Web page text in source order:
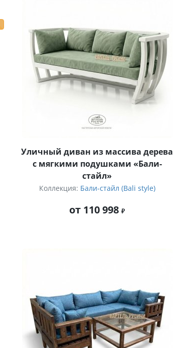
Уличный диван из массива дерева
с мягкими подушками «Бали-
стайл»
Коллекция: Бали-стайл (Bali style)
от 110 998